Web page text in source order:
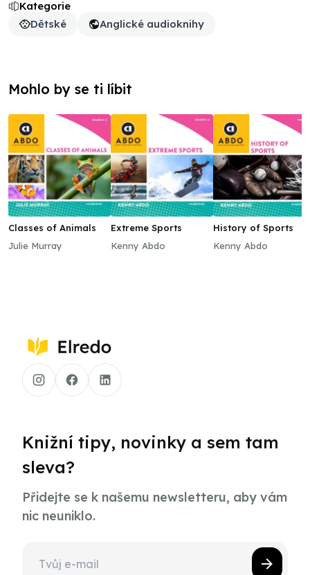
Kategorie
Dětské
Anglické audioknihy
Mohlo by se ti líbit
Classes of Animals
Julie Murray
Extreme Sports
Kenny Abdo
History of Sports
Kenny Abdo
Knižní tipy, novinky a sem tam
sleva?
Přidejte se k našemu newsletteru, aby vám
nic neuniklo.